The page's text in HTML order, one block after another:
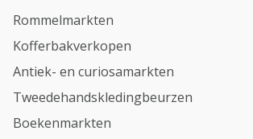
Rommelmarkten
Kofferbakverkopen
Antiek- en curiosamarkten
Tweedehandskledingbeurzen
Boekenmarkten